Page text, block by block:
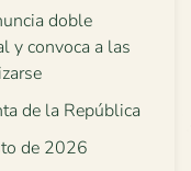
doble
y convoca a las
de la República
de 2026